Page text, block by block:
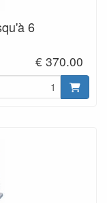
6
€ 370.00